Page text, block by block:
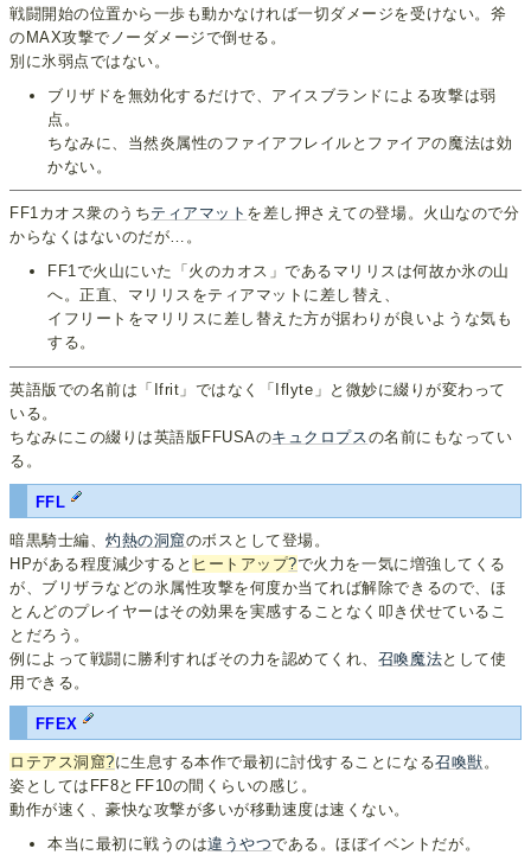
戦闘開始の位置から一歩も動かなければ一切ダメージを受けない。斧
のMAX攻撃でノーダメージで倒せる。
別に氷弱点ではない。
ブリザドを無効化するだけで、アイスブランドによる攻撃は弱
点。
ちなみに、当然炎属性のファイアフレイルとファイアの魔法は効
かない。
FF1カオス衆のうちティアマット を差し押さえての登場。火山なので分
からなくはないのだが…。
FF1で火山にいた「火のカオス」であるマリリスは何故か氷の山
へ。正直、マリリスをティアマットに差し替え、
イフリートをマリリスに差し替えた方が据わりが良いような気も
する。
英語版での名前は「Ifrit」ではなく「Iflyte」と微妙に綴りが変わって
いる。
ちなみにこの綴りは英語版FFUSAのキュクロプス の名前にもなってい
る。
FFL
暗黒騎士編、灼熱の洞窟のボスとして登場。
HPがある程度減少すると ヒートアップ?で火力を一気に増強してくる
が、ブリザラなどの氷属性攻撃を何度か当てれば解除できるので、ほ
とんどのプレイヤーはその効果を実感することなく叩き伏せているこ
とだろう。
例によって戦闘に勝利すればその力を認めてくれ、 召喚魔法として使
用できる。
FFEX
ロテアス洞窟?に生息する本作で最初に討伐することになる召喚獣。
姿としてはFF8とFF10の間くらいの感じ。
動作が速く、豪快な攻撃が多いが移動速度は速くない。
本当に最初に戦うのは違うやつである。ほぼイベントだが。